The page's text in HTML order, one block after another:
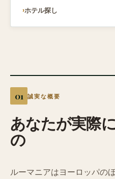
誠実な概要
あなたが実際
の
ルーマニアはヨーロッパの
ホテル探し